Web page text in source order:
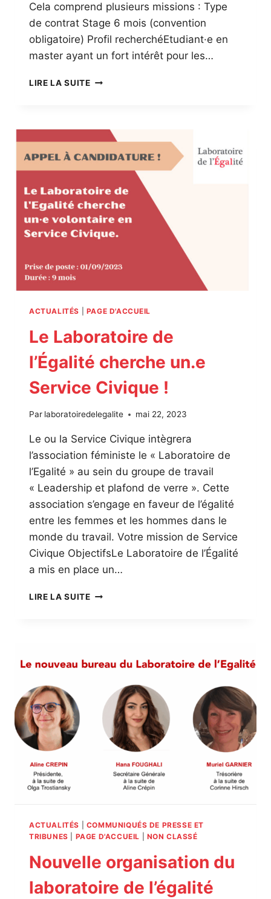
Cela comprend plusieurs missions : Type
de contrat Stage 6 mois (convention
obligatoire) Profil recherchéEtudiant·e en
master ayant un fort intérêt pour les…
LIRE LA SUITELE
CHERCHE
UN.E
STAGIAIRE
CHARGÉ.E
PROJET
ET
DE
COMMUNICATION
ACTUALITÉS PAGE D'ACCUEIL
Le Laboratoire de
l’Égalité cherche un.e
Service Civique !
Par laboratoiredelegalite mai 22, 2023
Le ou la Service Civique intègrera
l’association féministe le « Laboratoire de
l’Egalité » au sein du groupe de travail
« Leadership et plafond de verre ». Cette
association s’engage en faveur de l’égalité
entre les femmes et les hommes dans le
monde du travail. Votre mission de Service
Civique ObjectifsLe Laboratoire de l’Égalité
a mis en place un…
LIRE LA SUITELE
SERVICE
ACTUALITÉS
COMMUNIQUÉS DE PRESSE ET
TRIBUNES
PAGE D'ACCUEIL NON CLASSÉ
Nouvelle organisation du
laboratoire de l’égalité